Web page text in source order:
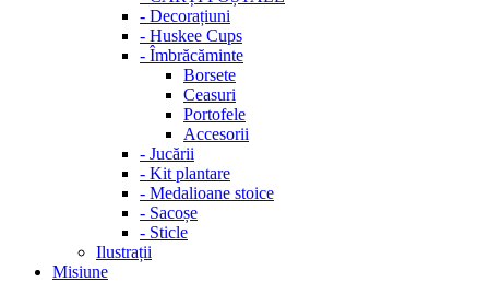
- Decorațiuni
- Huskee Cups
- Îmbrăcăminte
Borsete
Ceasuri
Portofele
Accesorii
- Jucării
- Kit plantare
- Medalioane stoice
- Sacoșe
- Sticle
Ilustrații
Misiune